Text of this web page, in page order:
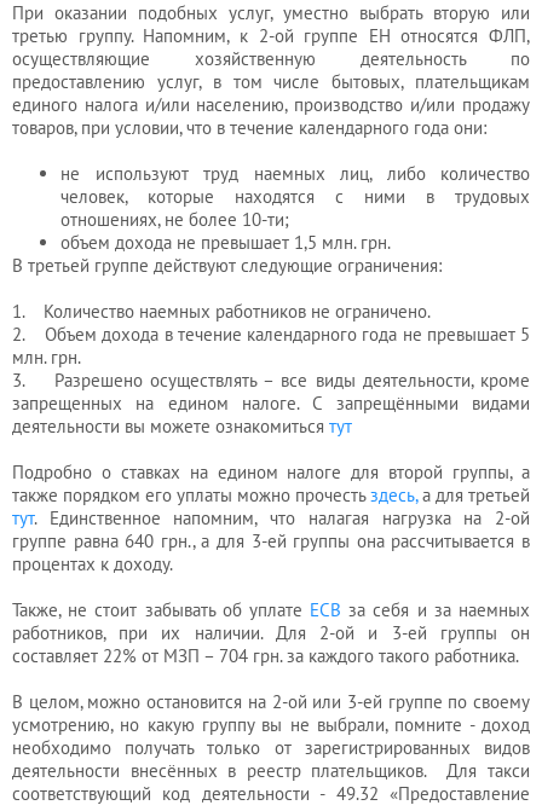
При оказании подобных услуг, уместно выбрать вторую или
третью группу. Напомним, к 2-ой группе ЕН относятся ФЛП,
осуществляющие хозяйственную деятельность по
предоставлению услуг, в том числе бытовых, плательщикам
единого налога и/или населению, производство и/или продажу
товаров, при условии, что в течение календарного года они:
не используют труд наемных лиц, либо количество
человек, которые находятся с ними в трудовых
отношениях, не более 10-ти;
объем дохода не превышает 1,5 млн. грн.
В третьей группе действуют следующие ограничения:
1. Количество наемных работников не ограничено.
2. Объем дохода в течение календарного года не превышает 5
млн. грн.
3. Разрешено осуществлять – все виды деятельности, кроме
запрещенных на едином налоге. С запрещёнными видами
деятельности вы можете ознакомиться тут
Подробно о ставках на едином налоге для второй группы, а
также порядком его уплаты можно прочестьздесь,а для третьей
тут. Единственное напомним, что налагая нагрузка на 2-ой
группе равна 640 грн., а для 3-ей группы она рассчитывается в
процентах к доходу.
Также, не стоит забывать об уплате ЕСВ за себя и за наемных
работников, при их наличии. Для 2-ой и 3-ей группы он
составляет 22% от МЗП – 704 грн. за каждого такого работника.
В целом, можно остановится на 2-ой или 3-ей группе по своему
усмотрению, но какую группу вы не выбрали, помните - доход
необходимо получать только от зарегистрированных видов
деятельности внесённых в реестр плательщиков. Для такси
соответствующий код деятельности - 49.32 «Предоставление